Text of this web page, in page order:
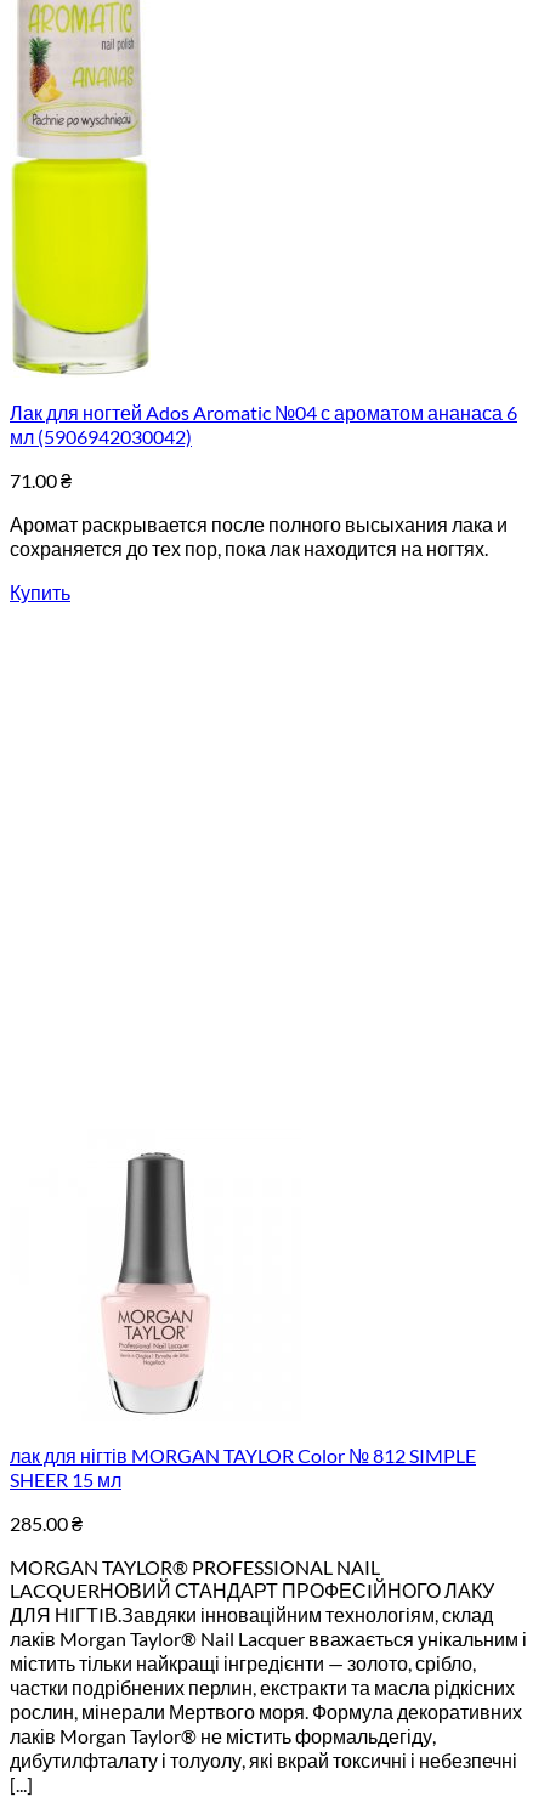
Лак для ногтей Ados Aromatic №04 с ароматом ананаса 6
мл (5906942030042)
71.00₴
Аромат раскрывается после полного высыхания лака и
сохраняется до тех пор, пока лак находится на ногтях.
Купить
лак для нігтів MORGAN TAYLOR Color № 812 SIMPLE
SHEER 15 мл
285.00₴
MORGAN TAYLOR® PROFESSIONAL NAIL
LACQUERНОВИЙ СТАНДАРТ ПРОФЕСIЙНОГО ЛАКУ
ДЛЯ НIГТIВ.Завдяки інноваційним технологіям, склад
лаків Morgan Taylor® Nail Lacquer вважається унікальним і
містить тільки найкращі інгредієнти — золото, срібло,
частки подрібнених перлин, екстракти та масла рідкісних
рослин, мінерали Мертвого моря. Формула декоративних
лаків Morgan Taylor® не містить формальдегіду,
дибутилфталату і толуолу, які вкрай токсичні і небезпечні
[...]